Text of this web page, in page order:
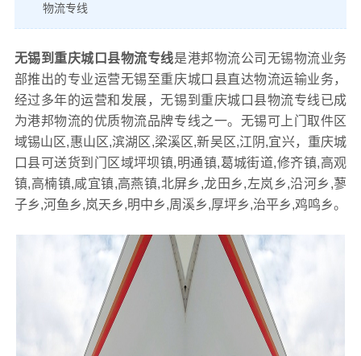
物流专线
无锡到重庆城口县物流专线是港邦物流公司无锡物流业务
部推出的专业运营无锡至重庆城口县直达物流运输业务，
经过多年的运营和发展，无锡到重庆城口县物流专线已成
为港邦物流的优质物流品牌专线之一。无锡可上门取件区
域锡山区,惠山区,滨湖区,梁溪区,新吴区,江阴,宜兴，重庆城
口县可送货到门区域坪坝镇,明通镇,葛城街道,修齐镇,高观
镇,高楠镇,咸宜镇,高燕镇,北屏乡,龙田乡,左岚乡,沿河乡,蓼
子乡,河鱼乡,岚天乡,明中乡,周溪乡,厚坪乡,治平乡,鸡鸣乡。